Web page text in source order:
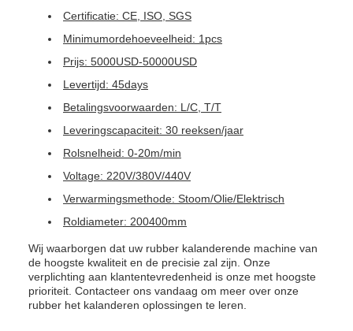
Certificatie: CE, ISO, SGS
Minimumordehoeveelheid: 1pcs
Prijs: 5000USD-50000USD
Levertijd: 45days
Betalingsvoorwaarden: L/C, T/T
Leveringscapaciteit: 30 reeksen/jaar
Rolsnelheid: 0-20m/min
Voltage: 220V/380V/440V
Verwarmingsmethode: Stoom/Olie/Elektrisch
Roldiameter: 200400mm
Wij waarborgen dat uw rubber kalanderende machine van
de hoogste kwaliteit en de precisie zal zijn. Onze
verplichting aan klantentevredenheid is onze met hoogste
prioriteit. Contacteer ons vandaag om meer over onze
rubber het kalanderen oplossingen te leren.